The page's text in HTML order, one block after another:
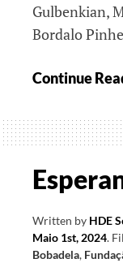
Gulbenkian,
Bordalo
Continue
Written by HDE
Maio 1st, 2024.
Bobadela,